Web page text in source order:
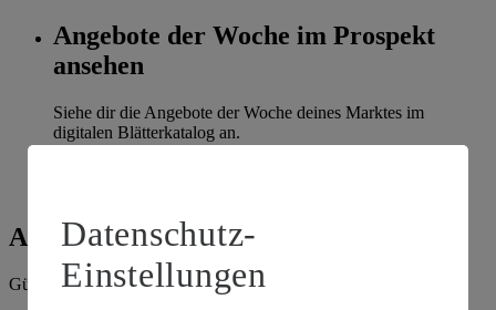
Angebote der Woche im Prospekt
ansehen
Siehe dir die Angebote der Woche deines Marktes im
digitalen Blätterkatalog an.
Angebote der Woche
Gültig vom03.08.2026bis zum08.08.2026
Datenschutz-
Einstellungen